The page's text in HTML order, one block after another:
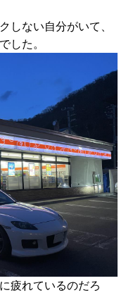
しない自分がいて、
した。
疲れているのだろ